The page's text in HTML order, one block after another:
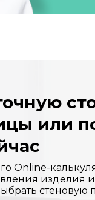
Online-
изделия
стеновую
или